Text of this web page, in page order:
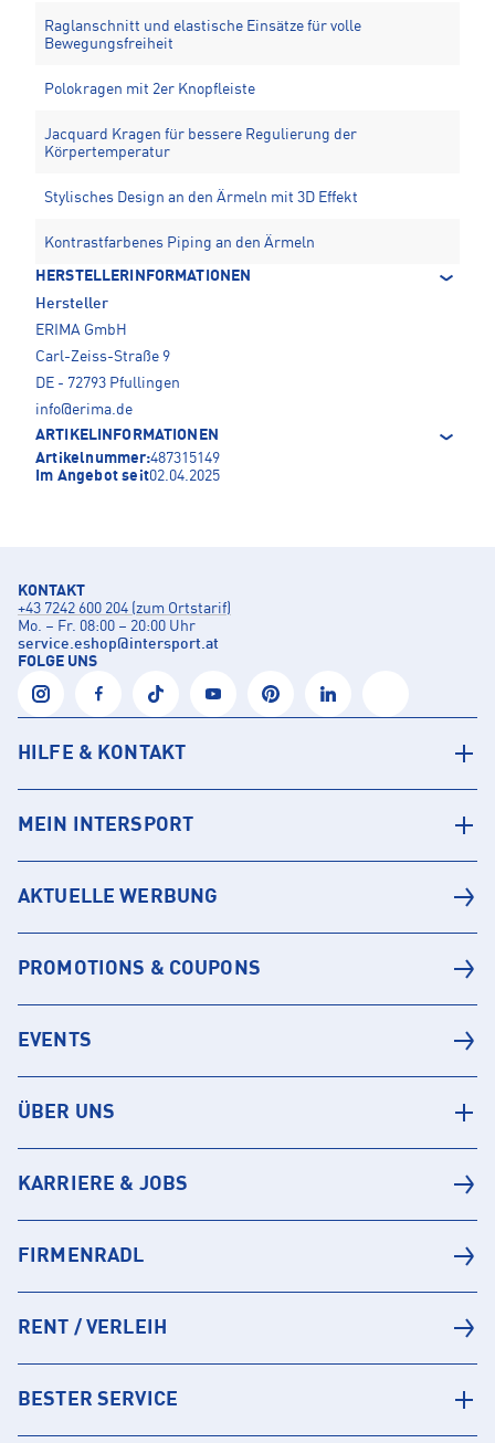
Raglanschnitt und elastische Einsätze für volle
Bewegungsfreiheit
Polokragen mit 2er Knopfleiste
Jacquard Kragen für bessere Regulierung der
Körpertemperatur
Stylisches Design an den Ärmeln mit 3D Effekt
Kontrastfarbenes Piping an den Ärmeln
HERSTELLERINFORMATIONEN
Hersteller
ERIMA GmbH
Carl-Zeiss-Straße 9
DE - 72793 Pfullingen
info@erima.de
ARTIKELINFORMATIONEN
Artikelnummer:487315149
Im Angebot seit02.04.2025
KONTAKT
+43 7242 600 204 (zum Ortstarif)
Mo. – Fr. 08:00 – 20:00 Uhr
service.eshop@intersport.at
FOLGE UNS
HILFE & KONTAKT
MEIN INTERSPORT
AKTUELLE WERBUNG
PROMOTIONS & COUPONS
EVENTS
ÜBER UNS
KARRIERE & JOBS
FIRMENRADL
RENT / VERLEIH
BESTER SERVICE